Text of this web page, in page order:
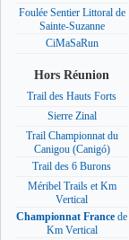
Foulée Sentier Littoral de
Sainte-Suzanne
CiMaSaRun
Hors Réunion
Trail des Hauts Forts
Sierre Zinal
Trail Championnat du
Canigou (Canigó)
Trail des 6 Burons
Méribel Trails et Km
Vertical
Championnat France de
Km Vertical